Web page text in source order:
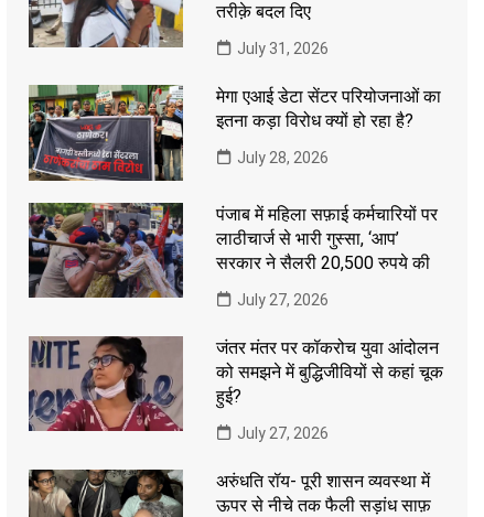
तरीक़े बदल दिए
July 31, 2026
मेगा एआई डेटा सेंटर परियोजनाओं का
इतना कड़ा विरोध क्यों हो रहा है?
July 28, 2026
पंजाब में महिला सफ़ाई कर्मचारियों पर
लाठीचार्ज से भारी गुस्सा, ‘आप’
सरकार ने सैलरी 20,500 रुपये की
July 27, 2026
जंतर मंतर पर कॉकरोच युवा आंदोलन
को समझने में बुद्धिजीवियों से कहां चूक
हुई?
July 27, 2026
अरुंधति रॉय- पूरी शासन व्यवस्था में
ऊपर से नीचे तक फैली सड़ांध साफ़